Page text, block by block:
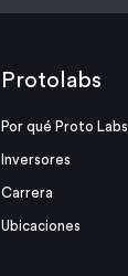
Protolabs
Por qué Proto Labs
Inversores
Carrera
Ubicaciones